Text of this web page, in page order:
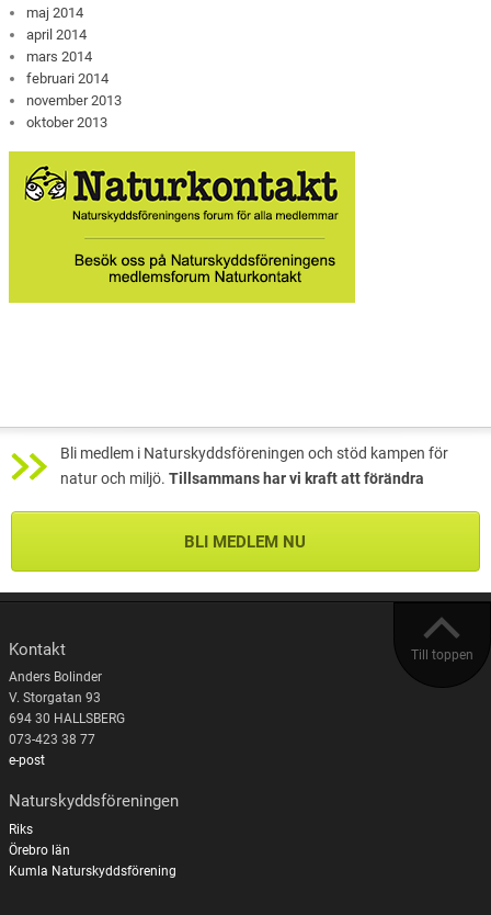
maj 2014
april 2014
mars 2014
februari 2014
november 2013
oktober 2013
Bli medlem i Naturskyddsföreningen och stöd kampen för
natur och miljö. Tillsammans har vi kraft att förändra
BLI MEDLEM NU
Till toppen
Kontakt
Anders Bolinder
V. Storgatan 93
694 30 HALLSBERG
073-423 38 77
e-post
Naturskyddsföreningen
Riks
Örebro län
Kumla Naturskyddsförening